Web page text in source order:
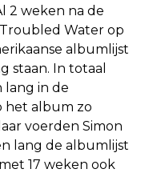
2 weken na de
Water op
albumlijst
staan. In totaal
lang in de
het album zo
voerden Simon
lang de albumlijst
17 weken ook